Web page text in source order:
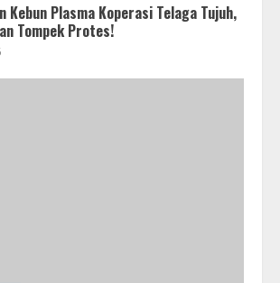
Kebun Plasma Koperasi Telaga Tujuh,
Tompek Protes!